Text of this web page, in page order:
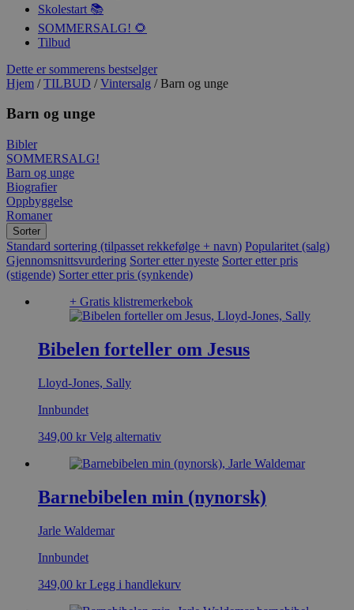
Skolestart 📚
SOMMERSALG! 🌻
Tilbud
Dette er sommerens bestselger
Hjem /TILBUD /Vintersalg / Barn og unge
Barn og unge
Bibler
SOMMERSALG!
Barn og unge
Biografier
Oppbyggelse
Romaner
Sorter
Standard sortering (tilpasset rekkefølge + navn) Popularitet (salg)
Gjennomsnittsvurdering Sorter etter nyeste Sorter etter pris
(stigende) Sorter etter pris (synkende)
+ Gratis klistremerkebok
Bibelen forteller om Jesus
Lloyd-Jones, Sally
Innbundet
349,00 kr Velg alternativ
Barnebibelen min (nynorsk)
Jarle Waldemar
Innbundet
349,00 kr Legg i handlekurv